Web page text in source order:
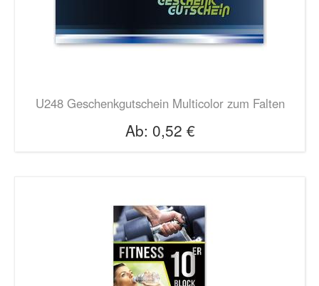
U248 Geschenkgutschein Multicolor zum Falten
Ab: 0,52 €